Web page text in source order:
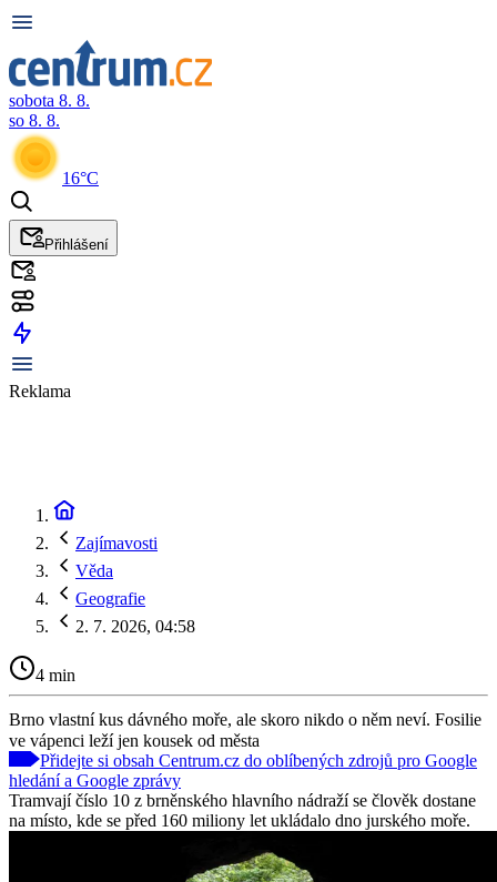
sobota 8. 8.
so 8. 8.
16°C
Přihlášení
Reklama
Zajímavosti
Věda
Geografie
2. 7. 2026, 04:58
4 min
Brno vlastní kus dávného moře, ale skoro nikdo o něm neví. Fosilie
ve vápenci leží jen kousek od města
Přidejte si obsah Centrum.cz do oblíbených zdrojů pro Google
hledání a Google zprávy
Tramvají číslo 10 z brněnského hlavního nádraží se člověk dostane
na místo, kde se před 160 miliony let ukládalo dno jurského moře.